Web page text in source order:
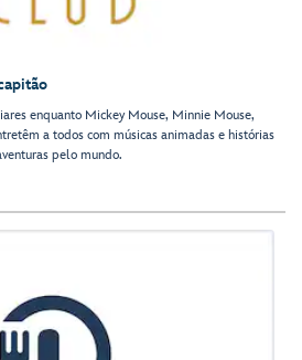
enquanto Mickey Mouse, Minnie Mouse,
a todos com músicas animadas e histórias
pelo mundo.